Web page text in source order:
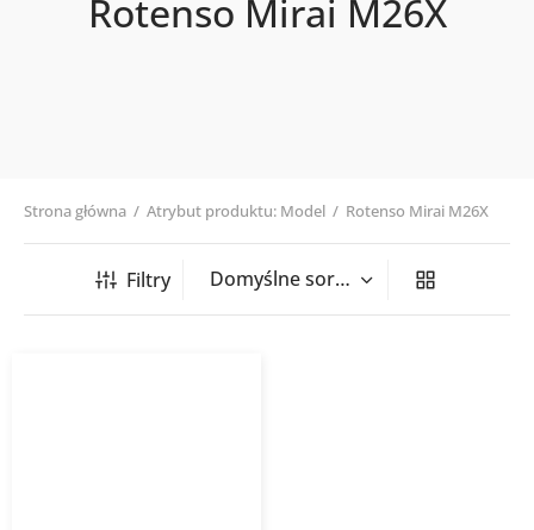
Rotenso Mirai M26X
Strona główna / Atrybut produktu: Model / Rotenso Mirai M26X
Filtry